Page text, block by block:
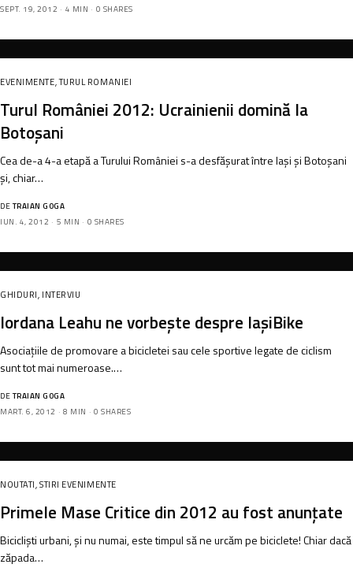
SEPT. 19, 2012
4 MIN 0 SHARES
EVENIMENTE,TURUL ROMANIEI
Turul României 2012: Ucrainienii domină la
Botoșani
Cea de-a 4-a etapă a Turului României s-a desfășurat între Iași și Botoșani
și, chiar…
DE TRAIAN GOGA
IUN. 4, 2012
5 MIN 0 SHARES
GHIDURI, INTERVIU
Iordana Leahu ne vorbește despre IașiBike
Asociațiile de promovare a bicicletei sau cele sportive legate de ciclism
sunt tot mai numeroase.…
DE TRAIAN GOGA
MART. 6, 2012
8 MIN 0 SHARES
NOUTATI,STIRI EVENIMENTE
Primele Mase Critice din 2012 au fost anunțate
Bicicliști urbani, și nu numai, este timpul să ne urcăm pe biciclete! Chiar dacă
zăpada…